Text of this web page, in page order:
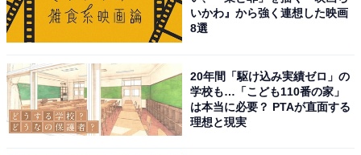
養老渓谷
千葉県夷隅郡大多喜町から市原市にまたがる「養老渓
谷」は、養老川に沿って形成された房総随一の景勝地で
す。夏は一面が深い緑に覆われ、川のせせらぎと木漏れ
日の中でハイキングを楽しめる別天地となります。渓谷
に立ちこめるマイナスイオンと、外気より数度低い涼し
いかわ』から強く連想した映画
8選
20年間「駆け込み実績ゼロ」の
学校も…「こども110番の家」
は本当に必要？ PTAが直面する
理想と現実